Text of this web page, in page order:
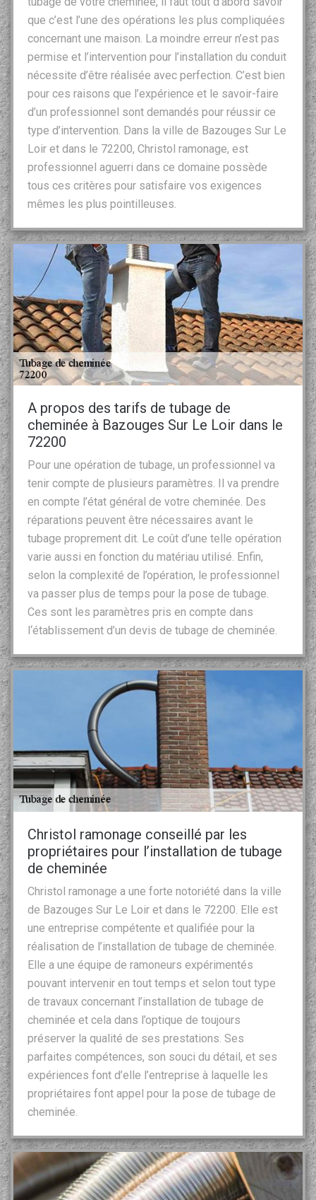
que c’est l’une des opérations les plus compliquées
concernant une maison. La moindre erreur n’est pas
permise et l’intervention pour l’installation du conduit
nécessite d’être réalisée avec perfection. C’est bien
pour ces raisons que l’expérience et le savoir-faire
d’un professionnel sont demandés pour réussir ce
type d’intervention. Dans la ville de Bazouges Sur Le
Loir et dans le 72200, Christol ramonage, est
professionnel aguerri dans ce domaine possède
tous ces critères pour satisfaire vos exigences
mêmes les plus pointilleuses.
A propos des tarifs de tubage de
cheminée à Bazouges Sur Le Loir dans le
72200
Pour une opération de tubage, un professionnel va
tenir compte de plusieurs paramètres. Il va prendre
en compte l’état général de votre cheminée. Des
réparations peuvent être nécessaires avant le
tubage proprement dit. Le coût d’une telle opération
varie aussi en fonction du matériau utilisé. Enfin,
selon la complexité de l’opération, le professionnel
va passer plus de temps pour la pose de tubage.
Ces sont les paramètres pris en compte dans
l‘établissement d’un devis de tubage de cheminée.
Christol ramonage conseillé par les
propriétaires pour l’installation de tubage
de cheminée
Christol ramonage a une forte notoriété dans la ville
de Bazouges Sur Le Loir et dans le 72200. Elle est
une entreprise compétente et qualifiée pour la
réalisation de l’installation de tubage de cheminée.
Elle a une équipe de ramoneurs expérimentés
pouvant intervenir en tout temps et selon tout type
de travaux concernant l’installation de tubage de
cheminée et cela dans l’optique de toujours
préserver la qualité de ses prestations. Ses
parfaites compétences, son souci du détail, et ses
expériences font d’elle l’entreprise à laquelle les
propriétaires font appel pour la pose de tubage de
cheminée.